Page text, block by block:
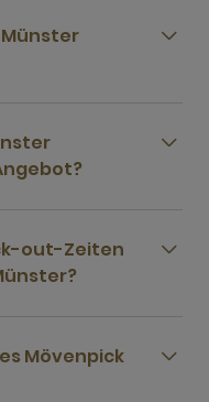
out-Zeiten
Mövenpick